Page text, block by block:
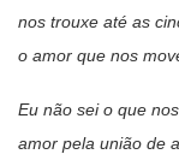
nos trouxe até as
o amor que nos
Eu não sei o que
amor pela união de